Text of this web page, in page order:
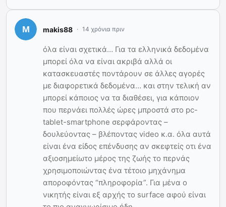
makis88 14 χρόνια πριν
όλα είναι σχετικά… Για τα ελληνικά δεδομένα
μπορεί όλα να είναι ακριβά αλλά οι
κατασκευαστές ποντάρουν σε άλλες αγορές
με διαφορετικά δεδομένα… και στην τελική αν
μπορεί κάποιος να τα διαθέσει, για κάποιον
που περνάει πολλές ώρες μπροστά στο pc-
tablet-smartphone σερφάροντας –
δουλεύοντας – βλέποντας video κ.α. όλα αυτά
είναι ένα είδος επένδυσης αν σκεφτείς οτι ένα
αξιοσημείωτο μέρος της ζωής το περνάς
χρησιμοποιώντας ένα τέτοιο μηχάνημα
αποροφόντας “πληροφορία”. Για μένα ο
νικητής είναι εξ αρχής το surface αφού είναι